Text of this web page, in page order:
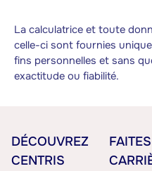
La calculatrice et toute
celle-ci sont fournies
fins personnelles et sans
exactitude ou fiabilité.
DÉCOUVREZ
CENTRIS
FAITES